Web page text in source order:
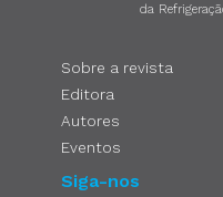
da
Sobre a revista
Editora
Autores
Eventos
Siga-nos